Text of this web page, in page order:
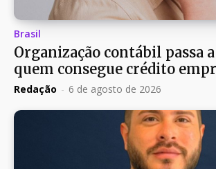
Brasil
Organização contábil passa
quem consegue crédito
Redação - 6 de agosto de 2026